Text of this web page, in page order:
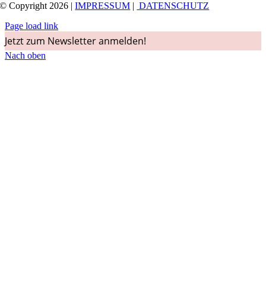
© Copyright 2026 |IMPRESSUM | DATENSCHUTZ
Page load link
Jetzt zum Newsletter anmelden!
Nach oben